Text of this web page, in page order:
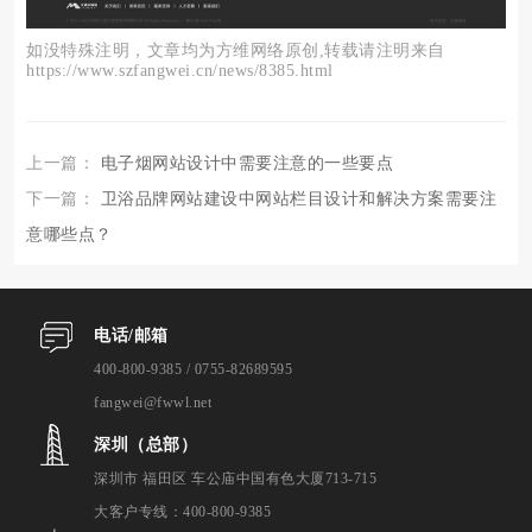
如没特殊注明，文章均为方维网络原创,转载请注明来自
https://www.szfangwei.cn/news/8385.html
上一篇： 电子烟网站设计中需要注意的一些要点
下一篇：
卫浴品牌网站建设中网站栏目设计和解决方案需要注
意哪些点？
电话/邮箱
400-800-9385 / 0755-82689595
fangwei@fwwl.net
深圳（总部）
深圳市 福田区 车公庙中国有色大厦713-715
大客户专线：400-800-9385